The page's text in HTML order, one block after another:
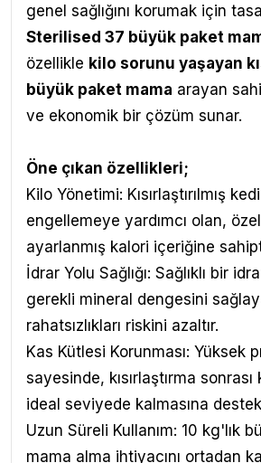
genel sağlığını korumak için
Sterilised 37 büyük paket
özellikle kilo sorunu yaşayan
büyük paket mama arayan
ve ekonomik bir çözüm sunar.
Öne çıkan özellikleri;
Kilo Yönetimi: Kısırlaştırılmış
engellemeye yardımcı olan,
ayarlanmış kalori içeriğine
İdrar Yolu Sağlığı: Sağlıklı bir
gerekli mineral dengesini
rahatsızlıkları riskini azaltır.
Kas Kütlesi Korunması: Yüksek
sayesinde, kısırlaştırma
ideal seviyede kalmasına
Uzun Süreli Kullanım: 10 kg'lık
mama alma ihtiyacını ortadan